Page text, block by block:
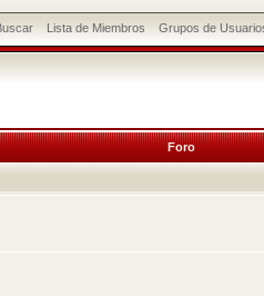
Lista de Miembros Grupos de
Foro